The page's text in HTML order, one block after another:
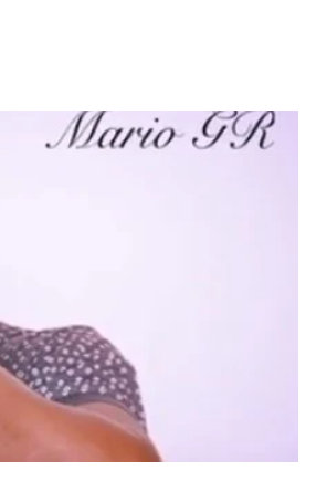
Video: Mãe e Pai
surpreendido na Cabo
Verde. Es ka sa speraba
LER MAIS